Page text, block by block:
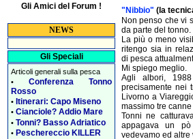
Gli Amici del Forum !
NEWS
Gli Speciali
Articoli generali sulla pesca
• Conferenza Tonno
Rosso
• Itinerari: Capo Miseno
• Cianciole? Addio Mare
• Tonni? Basso Adriatico
• Peschereccio KILLER
"Nibbio" (la
Non penso che vi
da parte del tonno.
La più o meno
ritengo sia in
di pesca
Mi spiego meglio.
Agli albori,
precisamente nei
Livorno a
massimo tre
Tonni ne
appagava un
vedevamo ed altre